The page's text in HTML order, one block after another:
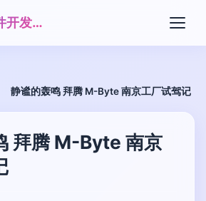
北京浩雷汇思软件开发有限公司
静谧的轰鸣 拜腾 M-Byte 南京工厂试驾记
拜腾 M-Byte 南京